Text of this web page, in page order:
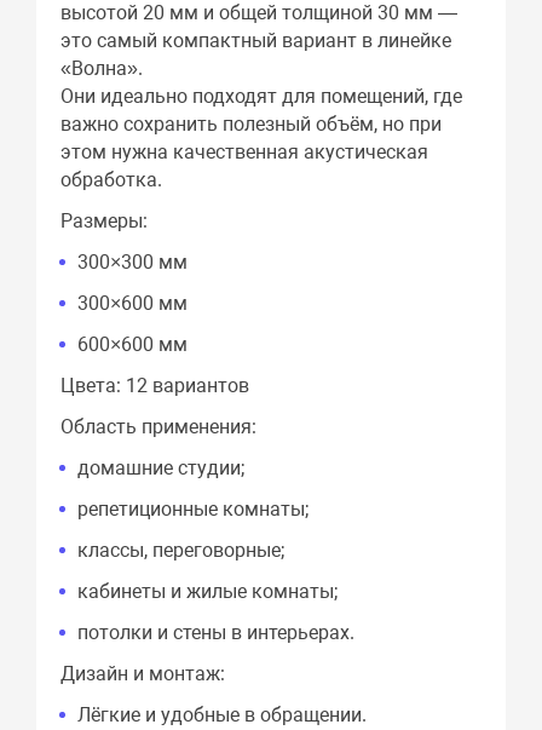
высотой 20 мм и общей толщиной 30 мм —
это самый компактный вариант в линейке
«Волна».
Они идеально подходят для помещений, где
важно сохранить полезный объём, но при
этом нужна качественная акустическая
обработка.
Размеры:
300×300 мм
300×600 мм
600×600 мм
Цвета: 12 вариантов
Область применения:
домашние студии;
репетиционные комнаты;
классы, переговорные;
кабинеты и жилые комнаты;
потолки и стены в интерьерах.
Дизайн и монтаж:
Лёгкие и удобные в обращении.